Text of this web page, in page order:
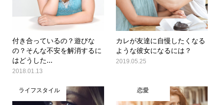
付き合っているの？遊びな
の？そんな不安を解消するに
はどうした...
2018.01.13
カレが友達に自慢したくなる
ような彼女になるには？
2019.05.25
ライフスタイル 恋愛